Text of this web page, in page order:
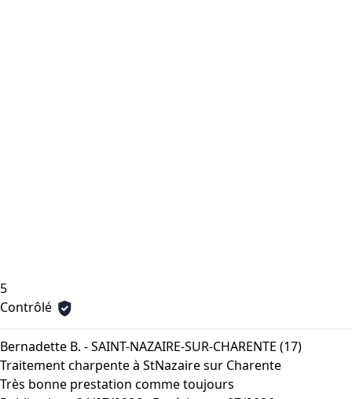
5
Contrôlé
Bernadette B. - SAINT-NAZAIRE-SUR-CHARENTE (17)
Traitement charpente à StNazaire sur Charente
Très bonne prestation comme toujours